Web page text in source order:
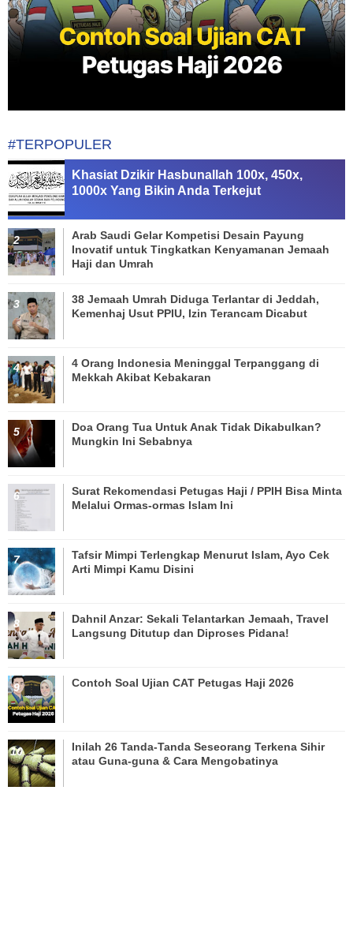
#TERPOPULER
Khasiat Dzikir Hasbunallah 100x, 450x,
1000x Yang Bikin Anda Terkejut
Arab Saudi Gelar Kompetisi Desain Payung
Inovatif untuk Tingkatkan Kenyamanan Jemaah
Haji dan Umrah
38 Jemaah Umrah Diduga Terlantar di Jeddah,
Kemenhaj Usut PPIU, Izin Terancam Dicabut
4 Orang Indonesia Meninggal Terpanggang di
Mekkah Akibat Kebakaran
Doa Orang Tua Untuk Anak Tidak Dikabulkan?
Mungkin Ini Sebabnya
Surat Rekomendasi Petugas Haji / PPIH Bisa Minta
Melalui Ormas-ormas Islam Ini
Tafsir Mimpi Terlengkap Menurut Islam, Ayo Cek
Arti Mimpi Kamu Disini
Dahnil Anzar: Sekali Telantarkan Jemaah, Travel
Langsung Ditutup dan Diproses Pidana!
Contoh Soal Ujian CAT Petugas Haji 2026
Inilah 26 Tanda-Tanda Seseorang Terkena Sihir
atau Guna-guna & Cara Mengobatinya